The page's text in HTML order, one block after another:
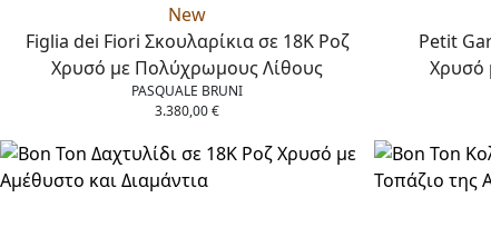
New
Figlia dei Fiori Σκουλαρίκια σε 18Κ Ροζ
Χρυσό με Πολύχρωμους Λίθους
PASQUALE BRUNI
3.380,00€
Petit
Χρυσό